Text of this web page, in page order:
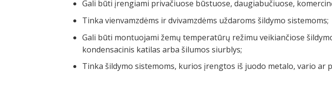
Gali būti įrengiami privačiuose būstuose, daugiabučiuose,
Tinka vienvamzdėms ir dvivamzdėms uždaroms šildymo sistemoms;
Gali būti montuojami žemų temperatūrų režimu veikiančiose
kondensacinis katilas arba šilumos siurblys;
Tinka šildymo sistemoms, kurios įrengtos iš juodo metalo, vario ar